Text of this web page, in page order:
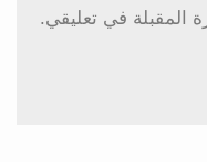
المقبلة في تعليقي.